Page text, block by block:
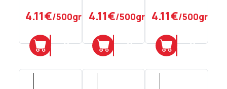
4.11€/500gr
Προσθήκη
4.11€/500gr
Προσθήκη
4.11€/500gr
Προσθήκη